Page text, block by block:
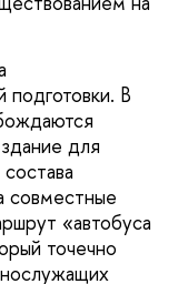
подготовки. В
для
совместные
«автобуса
точечно